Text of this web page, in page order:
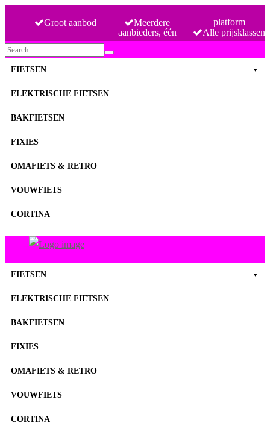
Groot aanbod
Meerdere
aanbieders, één
platform
Alle prijsklassen
Search
for:
FIETSEN
ELEKTRISCHE FIETSEN
BAKFIETSEN
FIXIES
OMAFIETS & RETRO
VOUWFIETS
CORTINA
FietsenMagazijn
Primary
FIETSEN
ELEKTRISCHE FIETSEN
BAKFIETSEN
FIXIES
OMAFIETS & RETRO
VOUWFIETS
CORTINA